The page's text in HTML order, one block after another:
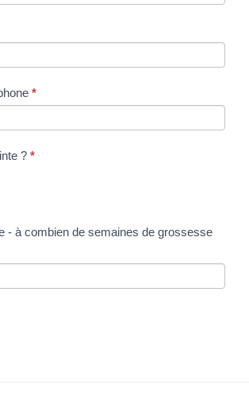
*
? *
- à combien de semaines de grossesse